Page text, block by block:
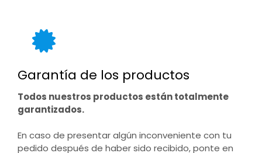
Garantía de los productos
Todos nuestros productos están totalmente
garantizados.
En caso de presentar algún inconveniente con tu
pedido después de haber sido recibido, ponte en